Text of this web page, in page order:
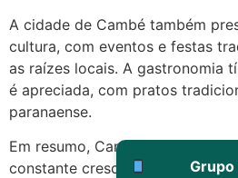
A cidade de Cambé também
cultura, com eventos e festas
as raízes locais. A gastronomia
é apreciada, com pratos
paranaense.
Em resumo, Cambé é uma
constante crescimento,
mesmo
22/05/2026
http://
Muito